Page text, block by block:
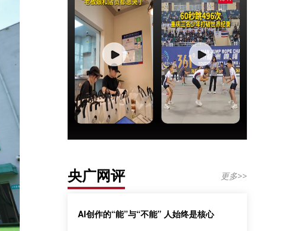
央广网评 更多>>
AI创作的“能”与“不能” 人始终是核心